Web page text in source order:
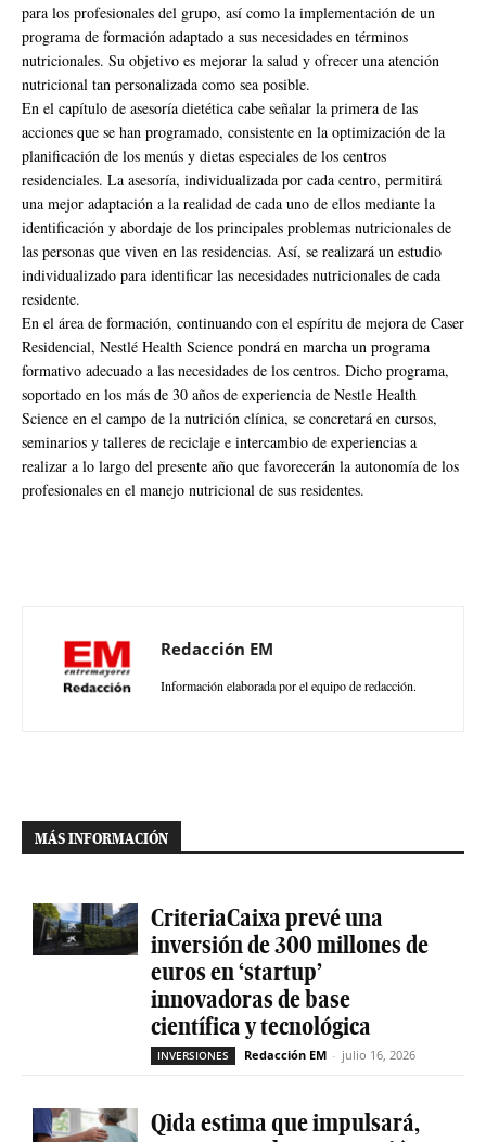
para los profesionales del grupo, así como la implementación de un
programa de formación adaptado a sus necesidades en términos
nutricionales. Su objetivo es mejorar la salud y ofrecer una atención
nutricional tan personalizada como sea posible.
En el capítulo de asesoría dietética cabe señalar la primera de las
acciones que se han programado, consistente en la optimización de la
planificación de los menús y dietas especiales de los centros
residenciales. La asesoría, individualizada por cada centro, permitirá
una mejor adaptación a la realidad de cada uno de ellos mediante la
identificación y abordaje de los principales problemas nutricionales de
las personas que viven en las residencias. Así, se realizará un estudio
individualizado para identificar las necesidades nutricionales de cada
residente.
En el área de formación, continuando con el espíritu de mejora de Caser
Residencial, Nestlé Health Science pondrá en marcha un programa
formativo adecuado a las necesidades de los centros. Dicho programa,
soportado en los más de 30 años de experiencia de Nestle Health
Science en el campo de la nutrición clínica, se concretará en cursos,
seminarios y talleres de reciclaje e intercambio de experiencias a
realizar a lo largo del presente año que favorecerán la autonomía de los
profesionales en el manejo nutricional de sus residentes.
Redacción EM
Información elaborada por el equipo de redacción.
MÁS INFORMACIÓN
CriteriaCaixa prevé una
inversión de 300 millones de
euros en ‘startup’
innovadoras de base
científica y tecnológica
INVERSIONES Redacción EM - julio 16, 2026
Qida estima que impulsará,